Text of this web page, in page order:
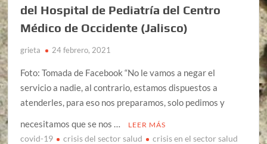
del Hospital de Pediatría del Centro
Médico de Occidente (Jalisco)
grieta 24 febrero, 2021
Foto: Tomada de Facebook “No le vamos a negar el
servicio a nadie, al contrario, estamos dispuestos a
atenderles, para eso nos preparamos, solo pedimos y
necesitamos que se nos …
LEER MÁS
covid-19 crisis del sector salud
crisis en el sector salud